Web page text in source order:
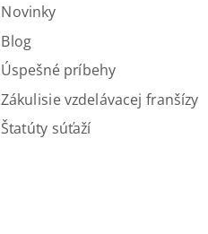
Novinky
Blog
Úspešné príbehy
Zákulisie vzdelávacej franšízy
Štatúty súťaží